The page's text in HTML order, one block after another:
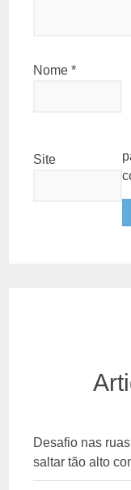
Nome*
Site
Desafio nas
saltar tão alto